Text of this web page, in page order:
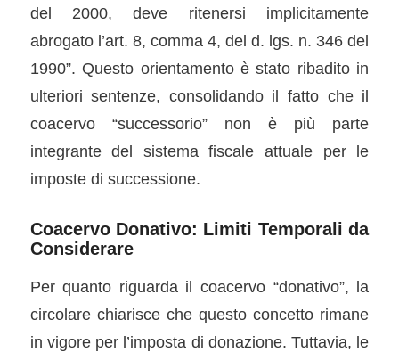
del 2000, deve ritenersi implicitamente
abrogato l’art. 8, comma 4, del d. lgs. n. 346 del
1990”. Questo orientamento è stato ribadito in
ulteriori sentenze, consolidando il fatto che il
coacervo “successorio” non è più parte
integrante del sistema fiscale attuale per le
imposte di successione.
Coacervo Donativo: Limiti Temporali da
Considerare
Per quanto riguarda il coacervo “donativo”, la
circolare chiarisce che questo concetto rimane
in vigore per l’imposta di donazione. Tuttavia, le